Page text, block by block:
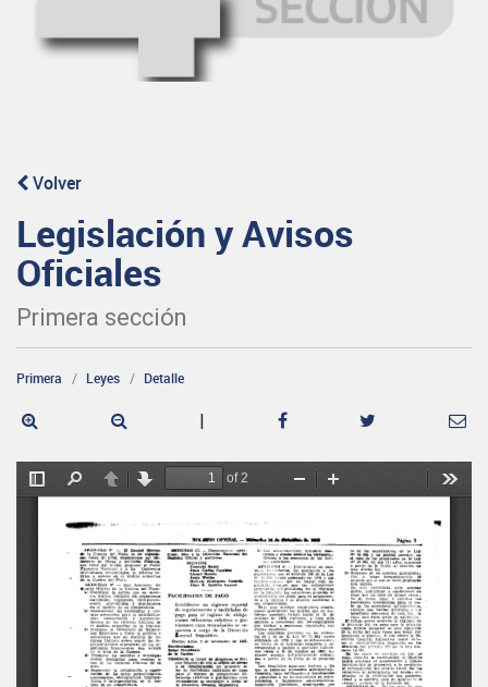
Volver
Legislación y Avisos
Oficiales
Primera sección
Primera Leyes Detalle
|